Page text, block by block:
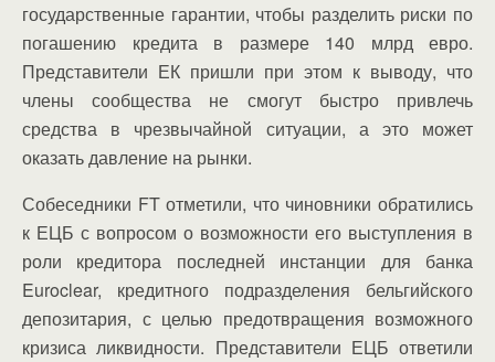
государственные гарантии, чтобы разделить риски по
погашению кредита в размере 140 млрд евро.
Представители ЕК пришли при этом к выводу, что
члены сообщества не смогут быстро привлечь
средства в чрезвычайной ситуации, а это может
оказать давление на рынки.
Собеседники FT отметили, что чиновники обратились
к ЕЦБ с вопросом о возможности его выступления в
роли кредитора последней инстанции для банка
Euroclear, кредитного подразделения бельгийского
депозитария, с целью предотвращения возможного
кризиса ликвидности. Представители ЕЦБ ответили